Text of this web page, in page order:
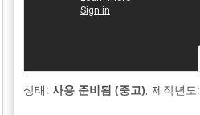
상태: 사용 준비됨 (중고), 제작년도: